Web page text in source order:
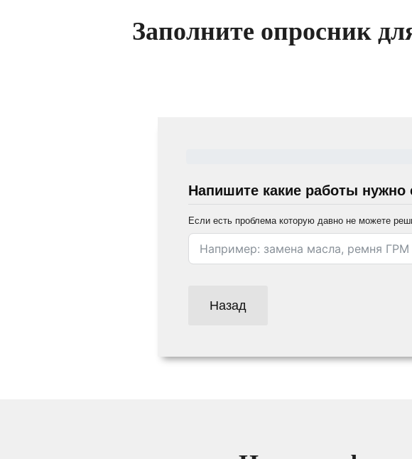
Заполните опросник
Напишите какие работы нужно
Если есть проблема которую давно не можете
Назад